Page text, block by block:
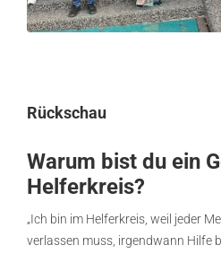
Rückschau
Warum bist du ein
Helferkreis?
„Ich bin im Helferkreis, weil jeder
verlassen muss, irgendwann Hilfe